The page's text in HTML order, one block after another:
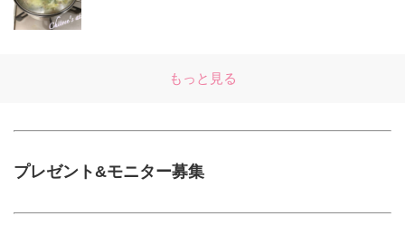
もっと見る
プレゼント&モニター募集